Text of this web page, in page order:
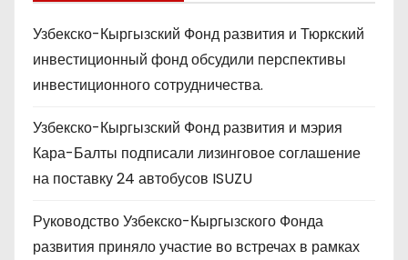
Узбекско-Кыргызский Фонд развития и Тюркский
инвестиционный фонд обсудили перспективы
инвестиционного сотрудничества.
Узбекско-Кыргызский Фонд развития и мэрия
Кара-Балты подписали лизинговое соглашение
на поставку 24 автобусов ISUZU
Руководство Узбекско-Кыргызского Фонда
развития приняло участие во встречах в рамках